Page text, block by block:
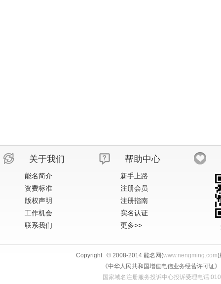
关于我们
能名简介
资费标准
版权声明
工作机会
联系我们
帮助中心
新手上路
注册会员
注册指南
实名认证
更多>>
Copyright © 2008-2014 能名网(www.nengming.com)
《中华人民共和国增值电信业务经营许可
国家域名注册服务投诉中心投诉受理电话